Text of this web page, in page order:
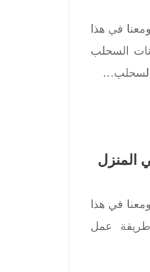
في هذا
السحلب
السحلب…
المنزل
في هذا
عمل